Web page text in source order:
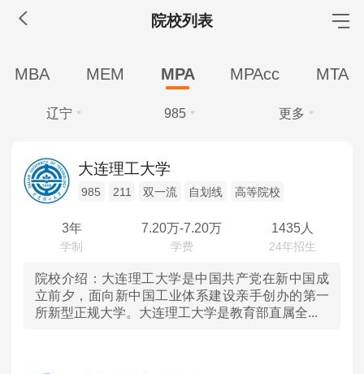
院校列表
招生政策
考试真题
招生简章
MEM工程管理
院校库 考试报名 招生政策 学制学费
考试真题
招生简章
院校库 考试报名 招生政策 学制学费
报名流程
MBA MEM MPA MPAcc MTA
辽宁
北京
河北
山西
985
985
双一流
自划线
更多
全部
全部
学习方式
全部 非全日制
大连理工大学
985 211 双一流 自划线 高等院校
3年 7.20万-7.20万 1435人
院校介绍： 大连理工大学是中国共产党在新中国成
立前夕，面向新中国工业体系建设亲手创办的第一
所新型正规大学。大连理工大学是教育部直属全...